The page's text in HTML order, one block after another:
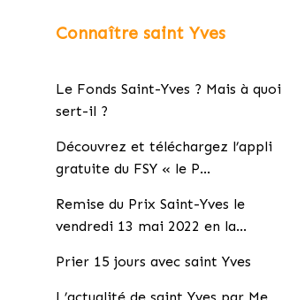
Connaître saint Yves
Le Fonds Saint-Yves ? Mais à quoi
sert-il ?
Découvrez et téléchargez l’appli
gratuite du FSY « le P…
Remise du Prix Saint-Yves le
vendredi 13 mai 2022 en la…
Prier 15 jours avec saint Yves